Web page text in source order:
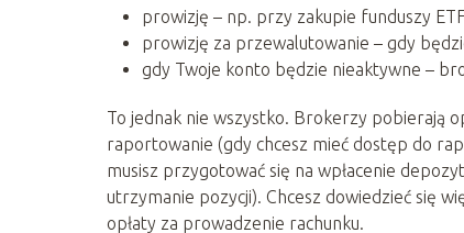
prowizję – np. przy zakupie funduszy
prowizję za przewalutowanie – gdy
gdy Twoje konto będzie nieaktywne –
To jednak nie wszystko. Brokerzy pobierają
raportowanie (gdy chcesz mieć dostęp do
musisz przygotować się na wpłacenie
utrzymanie pozycji). Chcesz dowiedzieć się
opłaty za prowadzenie rachunku.